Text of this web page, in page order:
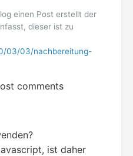
einen Post erstellt der
dieser ist zu
03/03/nachbereitung-
comments
ist daher